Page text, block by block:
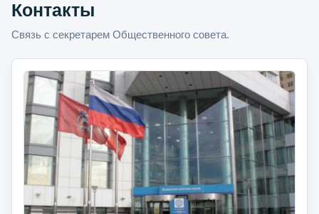
Контакты
Связь с секретарем Общественного совета.